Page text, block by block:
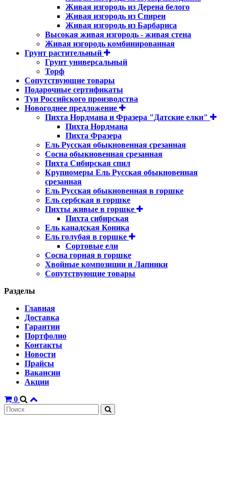
Живая изгородь из Дерена белого
Живая изгородь из Спиреи
Живая изгородь из Барбариса
Высокая живая изгородь - живая стена
Живая изгородь комбинированная
Грунт растительный
Грунт универсальный
Торф
Сопутствующие товары
Подарочные сертификаты
Туи Российского производства
Новогоднее предложение
Пихта Нордмана и Фразера "Датские елки"
Пихта Нордмана
Пихта Фразера
Ель Русская обыкновенная срезанная
Сосна обыкновенная срезанная
Пихта Сибирская спил
Крупномеры Ель Русская обыкновенная
срезанная
Ель Русская обыкновенная в горшке
Ель сербская в горшке
Пихты живые в горшке
Пихта сибирская
Ель канадская Коника
Ель голубая в горшке
Сортовые ели
Сосна горная в горшке
Хвойные композиции и Лапники
Сопутствующие товары
Разделы
Главная
Доставка
Гарантии
Портфолио
Контакты
Новости
Прайсы
Вакансии
Акции
0